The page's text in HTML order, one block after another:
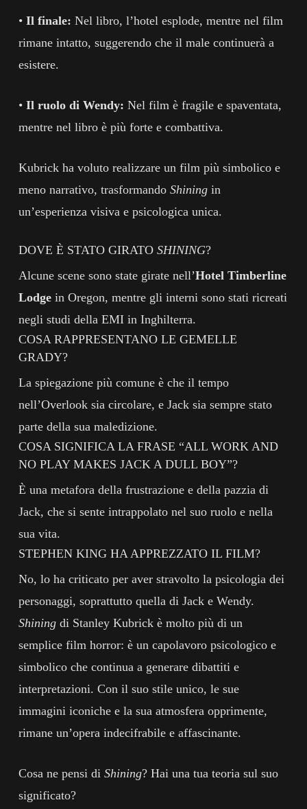
• Il finale: Nel libro, l’hotel esplode, mentre nel film
rimane intatto, suggerendo che il male continuerà a
esistere.
• Il ruolo di Wendy: Nel film è fragile e spaventata,
mentre nel libro è più forte e combattiva.
Kubrick ha voluto realizzare un film più simbolico e
meno narrativo, trasformando Shiningin
un’esperienza visiva e psicologica unica.
DOVE È STATO GIRATO SHINING?
Alcune scene sono state girate nell’Hotel Timberline
Lodgein Oregon, mentre gli interni sono stati ricreati
negli studi della EMI in Inghilterra.
COSA RAPPRESENTANO LE GEMELLE
GRADY?
La spiegazione più comune è che il tempo
nell’Overlook sia circolare, e Jack sia sempre stato
parte della sua maledizione.
COSA SIGNIFICA LA FRASE “ALL WORK AND
NO PLAY MAKES JACK A DULL BOY”?
È una metafora della frustrazione e della pazzia di
Jack, che si sente intrappolato nel suo ruolo e nella
sua vita.
STEPHEN KING HA APPREZZATO IL FILM?
No, lo ha criticato per aver stravolto la psicologia dei
personaggi, soprattutto quella di Jack e Wendy.
Shiningdi Stanley Kubrick è molto più di un
semplice film horror: è un capolavoro psicologico e
simbolico che continua a generare dibattiti e
interpretazioni. Con il suo stile unico, le sue
immagini iconiche e la sua atmosfera opprimente,
rimane un’opera indecifrabile e affascinante.
Cosa ne pensi di Shining? Hai una tua teoria sul suo
significato?